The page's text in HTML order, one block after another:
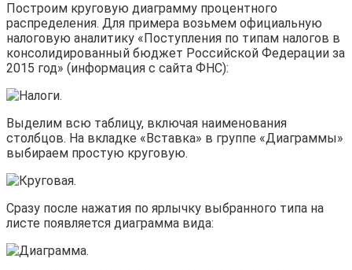
Построим круговую диаграмму процентного
распределения. Для примера возьмем официальную
налоговую аналитику «Поступления по типам налогов в
консолидированный бюджет Российской Федерации за
2015 год» (информация с сайта ФНС):
Выделим всю таблицу, включая наименования
столбцов. На вкладке «Вставка» в группе «Диаграммы»
выбираем простую круговую.
Сразу после нажатия по ярлычку выбранного типа на
листе появляется диаграмма вида: